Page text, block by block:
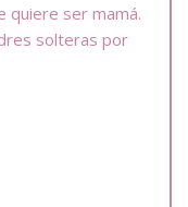
quiere ser mamá.
solteras por